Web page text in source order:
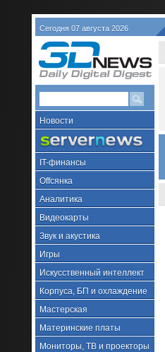
Сегодня 07 августа 2026
Новости
IT-финансы
Offсянка
Аналитика
Видеокарты
Звук и акустика
Игры
Искусственный интеллект
Корпуса, БП и охлаждение
Мастерская
Материнские платы
Мониторы, ТВ и проекторы